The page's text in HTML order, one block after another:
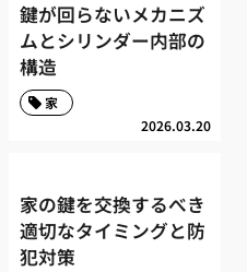
鍵が回らないメカニズ
ムとシリンダー内部の
構造
2026.03.20
家
家の鍵を交換するべき
適切なタイミングと防
犯対策